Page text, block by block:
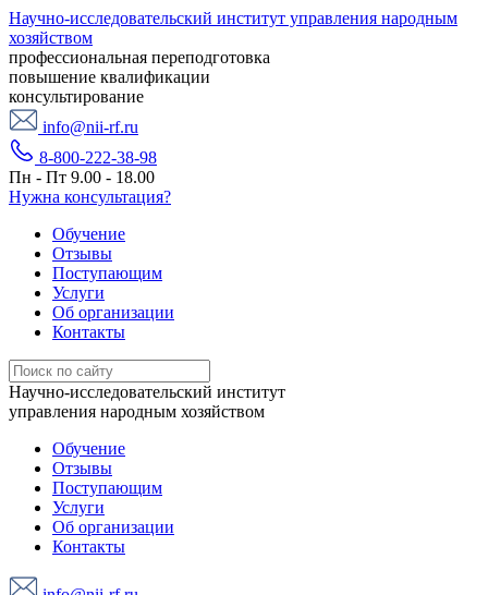
Научно-исследовательский институт управления народным
хозяйством
профессиональная переподготовка
повышение квалификации
консультирование
info@nii-rf.ru
8-800-222-38-98
Пн - Пт 9.00 - 18.00
Нужна консультация?
Обучение
Отзывы
Поступающим
Услуги
Об организации
Контакты
Научно-исследовательский институт
управления народным хозяйством
Обучение
Отзывы
Поступающим
Услуги
Об организации
Контакты